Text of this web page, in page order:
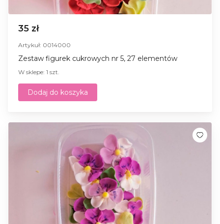
35 zł
Artykuł: 0014000
Zestaw figurek cukrowych nr 5, 27 elementów
W sklepe: 1 szt.
Dodaj do koszyka